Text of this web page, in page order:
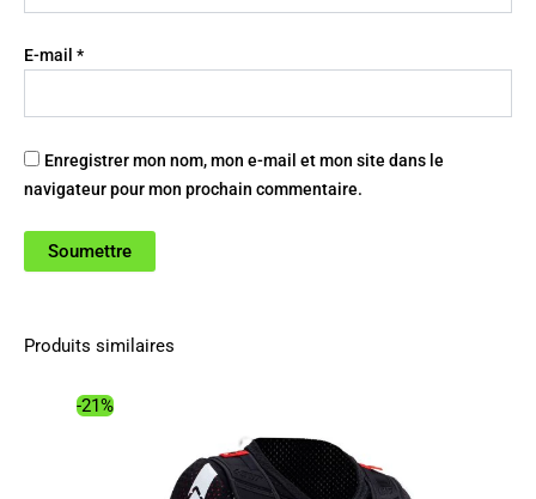
E-mail *
Enregistrer mon nom, mon e-mail et mon site dans le
navigateur pour mon prochain commentaire.
Produits similaires
-21%